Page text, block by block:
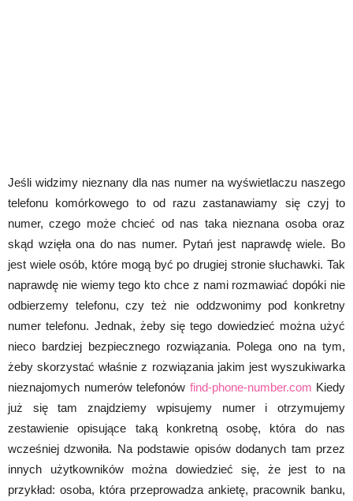
Jeśli widzimy nieznany dla nas numer na wyświetlaczu naszego
telefonu komórkowego to od razu zastanawiamy się czyj to
numer, czego może chcieć od nas taka nieznana osoba oraz
skąd wzięła ona do nas numer. Pytań jest naprawdę wiele. Bo
jest wiele osób, które mogą być po drugiej stronie słuchawki. Tak
naprawdę nie wiemy tego kto chce z nami rozmawiać dopóki nie
odbierzemy telefonu, czy też nie oddzwonimy pod konkretny
numer telefonu. Jednak, żeby się tego dowiedzieć można użyć
nieco bardziej bezpiecznego rozwiązania. Polega ono na tym,
żeby skorzystać właśnie z rozwiązania jakim jest wyszukiwarka
nieznajomych numerów telefonów find-phone-number.com Kiedy
już się tam znajdziemy wpisujemy numer i otrzymujemy
zestawienie opisujące taką konkretną osobę, która do nas
wcześniej dzwoniła. Na podstawie opisów dodanych tam przez
innych użytkowników można dowiedzieć się, że jest to na
przykład: osoba, która przeprowadza ankietę, pracownik banku,